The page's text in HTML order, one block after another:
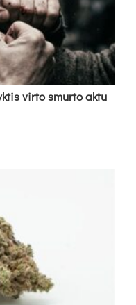
vir­to smur­to ak­tu